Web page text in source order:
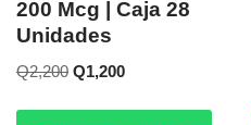
200 Mcg | Caja 28
Unidades
Q2,200 Q1,200